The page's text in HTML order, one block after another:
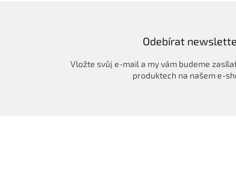
Odebírat
Vložte svůj e-mail a my vám budeme
produktech na našem e-